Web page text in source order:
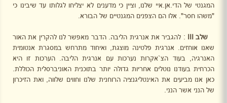
המגנטי של הדי.אן.איי שלנו, וציין כי מדענים לא יצליחו לגלותו עד שיבינו כי
"משהו חסר". אלו הם הצפנים המגנטיים של הבורא.
שלב III : להגביר את אנרגית הליבה. הדבר מאפשר לנו להקרין את האור
שאנו אוחזים. אנרגית פלטינה מוצגת, ואיחוד מתרחש במסגרת אנטומית
האנרגיה, בעוד הצ`אקרות נערכות עם אנרגית הליבה. הערכות זו היא
הכרחית בעודנו נוטלים אחריות גדולה יותר בתוכנית האוניברסלית הכוללת.
כאן אנו מביעים את האינטליגנציה הרוחנית שלנו וחווים שלווה, ואת הזיכרון
של הנני אשר הנני.